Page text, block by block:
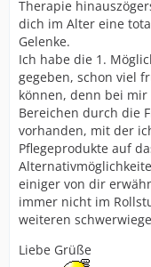
Therapie
dich im Alter eine
Gelenke.
Ich habe die 1.
gegeben, schon viel
können, denn bei
Bereichen durch die
vorhanden, mit der
Pflegeprodukte auf
einiger von dir
immer nicht im
weiteren
Liebe Grüße